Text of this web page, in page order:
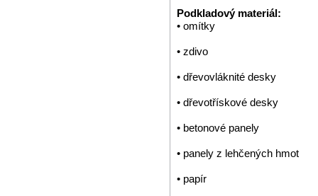
Podkladový materiál:
• omítky
• zdivo
• dřevovláknité desky
• dřevotřískové desky
• betonové panely
• panely z lehčených hmot
• papír